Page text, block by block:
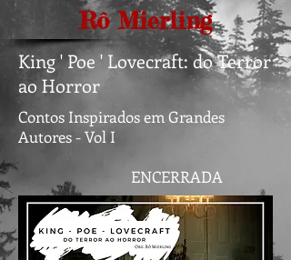
Rô Mierling
King ' Poe ' Lovecraft: do Terror
ao Horror
Contos Inspirados em Grandes
Autores - Vol I
ENCERRADA